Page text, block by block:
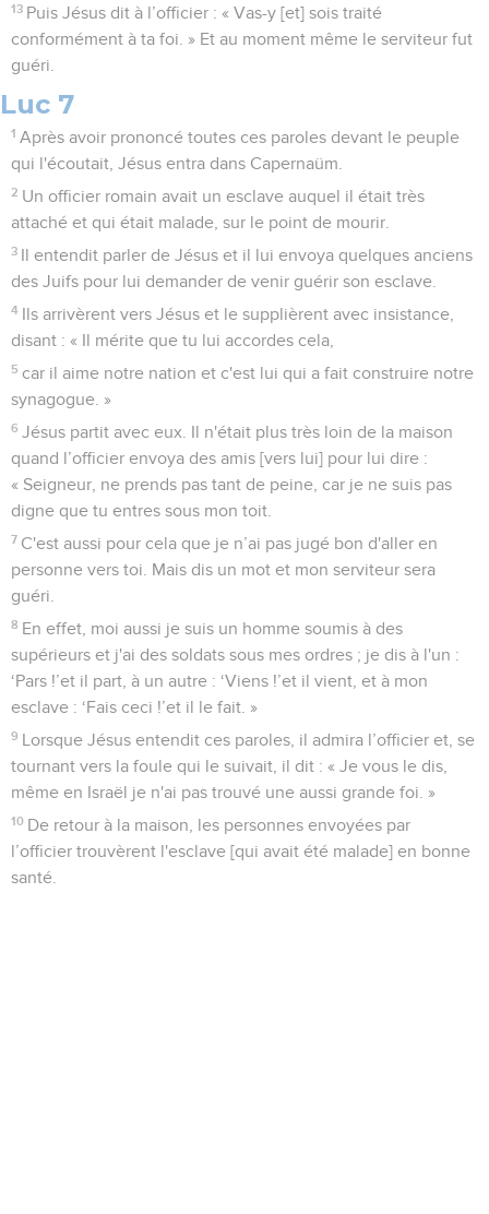
13 Puis Jésus dit à l’officier : « Vas-y [et] sois traité
conformément à ta foi. » Et au moment même le serviteur fut
guéri.
Luc 7
1 Après avoir prononcé toutes ces paroles devant le peuple
qui l'écoutait, Jésus entra dans Capernaüm.
2 Un officier romain avait un esclave auquel il était très
attaché et qui était malade, sur le point de mourir.
3 Il entendit parler de Jésus et il lui envoya quelques anciens
des Juifs pour lui demander de venir guérir son esclave.
4 Ils arrivèrent vers Jésus et le supplièrent avec insistance,
disant : « Il mérite que tu lui accordes cela,
5 car il aime notre nation et c'est lui qui a fait construire notre
synagogue. »
6 Jésus partit avec eux. Il n'était plus très loin de la maison
quand l’officier envoya des amis [vers lui] pour lui dire :
« Seigneur, ne prends pas tant de peine, car je ne suis pas
digne que tu entres sous mon toit.
7 C'est aussi pour cela que je n’ai pas jugé bon d'aller en
personne vers toi. Mais dis un mot et mon serviteur sera
guéri.
8 En effet, moi aussi je suis un homme soumis à des
supérieurs et j'ai des soldats sous mes ordres ; je dis à l'un :
‘Pars !’et il part, à un autre : ‘Viens !’et il vient, et à mon
esclave : ‘Fais ceci !’et il le fait. »
9 Lorsque Jésus entendit ces paroles, il admira l’officier et, se
tournant vers la foule qui le suivait, il dit : « Je vous le dis,
même en Israël je n'ai pas trouvé une aussi grande foi. »
10 De retour à la maison, les personnes envoyées par
l’officier trouvèrent l'esclave [qui avait été malade] en bonne
santé.